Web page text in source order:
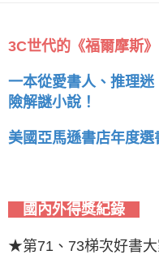
3C世代的《福爾摩斯
一本從愛書人、推理
險解謎小說！
美國亞馬遜書店年度選
國內外得獎紀錄
★第71、73梯次好書大